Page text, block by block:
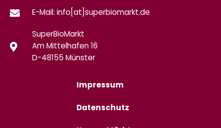
E-Mail: info[at]superbiomarkt.de
SuperBioMarkt
Am Mittelhafen 16
D-48155 Münster
Impressum
Datenschutz